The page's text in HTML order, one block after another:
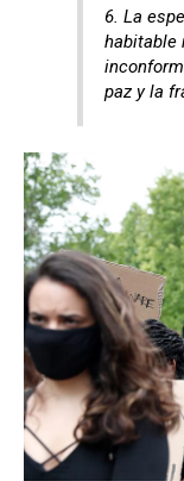
6. La
habitable
paz y la